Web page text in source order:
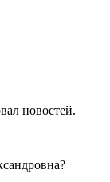
новостей.
?